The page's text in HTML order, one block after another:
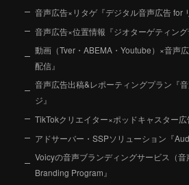
音声広告×リタゲ『デジタル音声広告 for
音声広告×位置情報『ジオターゲティング
動画（Tver・ABEMA・Youtube）×音声
配信』
音声広告出稿&レポーティングプラン『
ジ』
TikTokクリエイター×ポッドキャスター広
アドサーバー・SSPソリューション『
Voicyの音声ブランディングサービス（
Branding Program』